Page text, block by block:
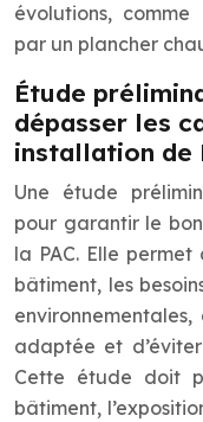
évolutions,
par un plancher
Étude
dépasser les
installation de
Une étude
pour garantir le
la PAC. Elle
bâtiment, les
adaptée et
Cette étude doit
bâtiment,